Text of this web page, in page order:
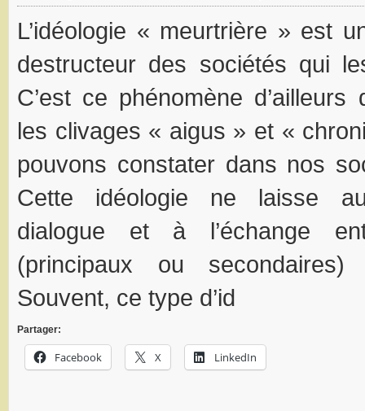
L’idéologie « meurtrière » est
destructeur des sociétés qui
C’est ce phénomène
les clivages « aigus » et «
pouvons constater dans nos
Cette idéologie ne laisse
dialogue et à l’échange
(principaux ou
Souvent, ce type d’id
Partager:
Facebook X LinkedIn